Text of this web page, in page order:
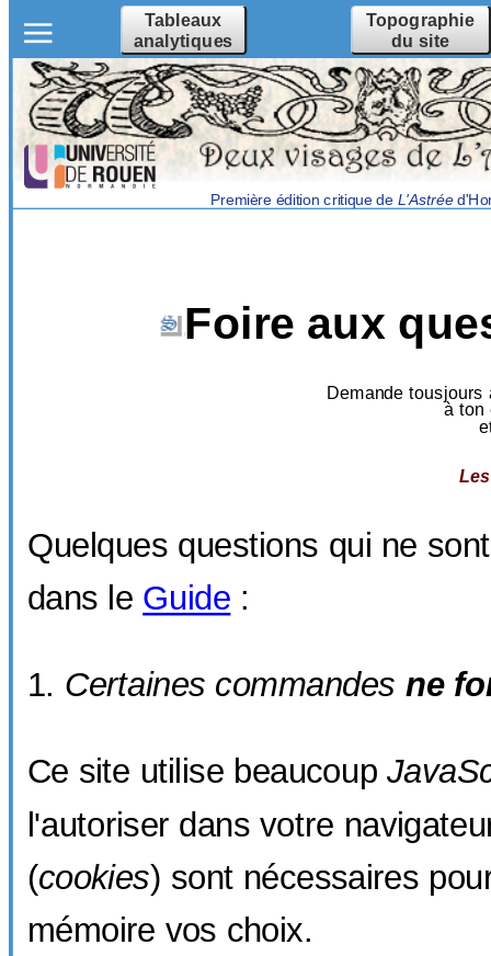
Tableaux
analytiques
Topographie
du site
Première édition critique de L'Astrée
Foire aux
Demande
à ton
Quelques questions qui ne
dans le Guide :
Certaines commandes ne
Ce site utilise beaucoup
l'autoriser dans votre
(cookies) sont nécessaires
mémoire vos choix.